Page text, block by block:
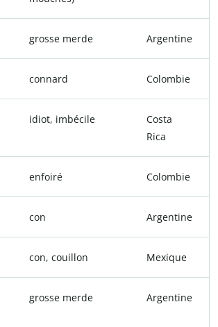
grosse merde Argentine
connard Colombie
idiot, imbécile
Costa
Rica
enfoiré Colombie
con Argentine
con, couillon Mexique
grosse merde Argentine